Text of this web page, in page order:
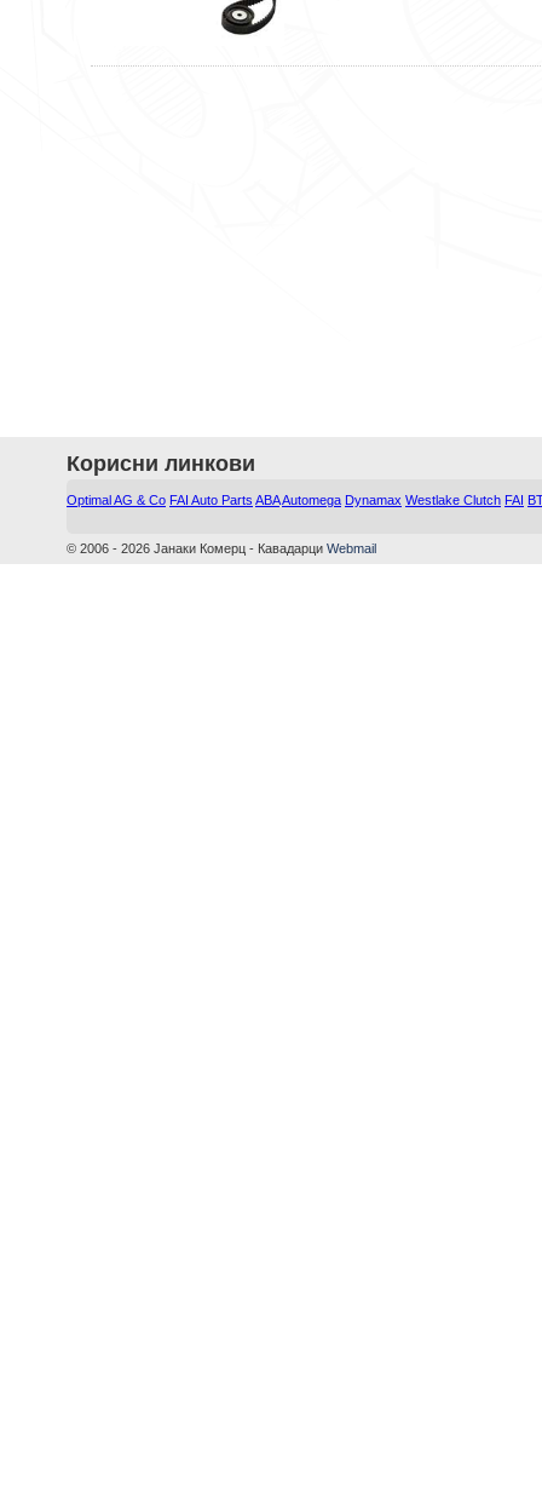
Корисни линкови
Optimal AG & Co FAI Auto Parts ABAAutomega Dynamax Westlake Clutch FAI
© 2006 - 2026 Јанаки Комерц - Кавадарци Webmail